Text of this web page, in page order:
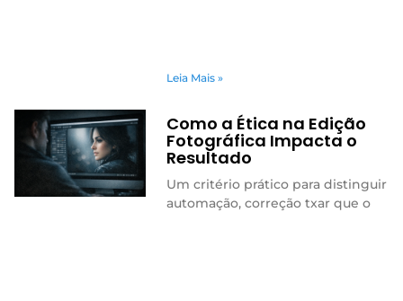
Leia Mais »
Como a Ética na Edição
Fotográfica Impacta o
Resultado
Um critério prático para distinguir
automação, correção txar que o